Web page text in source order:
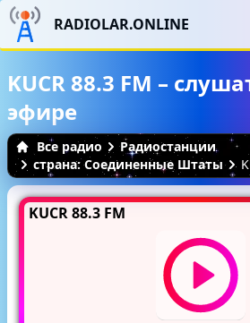
RADIOLAR.ONLINE
KUCR 88.3 FM –
эфире
Все радио
Радиостанции
страна: Соединенные Штаты
KUCR 88.3 FM